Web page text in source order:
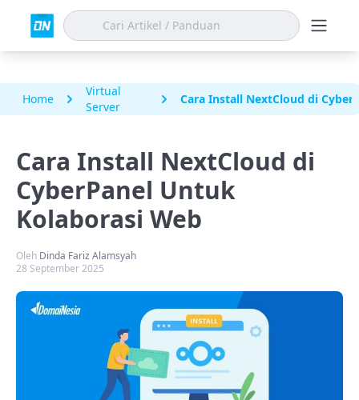
Home
Virtual
Server
Cara Install NextCloud di
Cara Install NextCloud di
CyberPanel Untuk
Kolaborasi Web
Oleh Dinda Fariz Alamsyah
28 September 2025